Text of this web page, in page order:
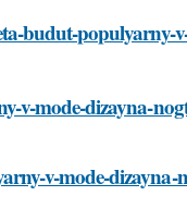
budut-populyarny-
v-mode-dizayna-
v-mode-dizayna-